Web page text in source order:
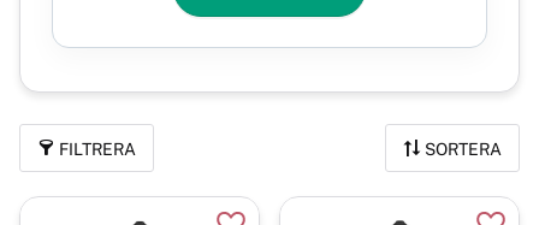
FILTRERA SORTERA